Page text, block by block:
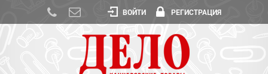
ВОЙТИ РЕГИСТРАЦИЯ